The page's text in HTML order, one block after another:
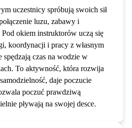
uczestnicy spróbują swoich sił
luzu, zabawy i
okiem instruktorów uczą się
koordynacji i pracy z własnym
spędzają czas na wodzie w
To aktywność, która rozwija
daje poczucie
poczuć prawdziwą
pływają na swojej desce.